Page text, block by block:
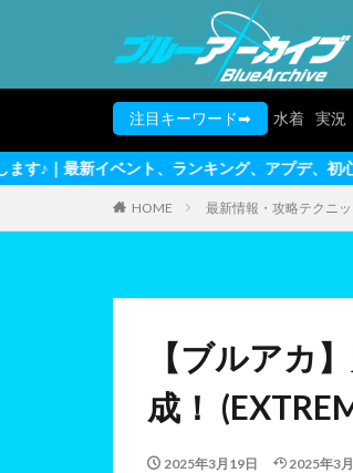
注目キーワード➡ 水着 実況
キング、アプデ、初心者～上級者向けテクニッ
HOME 最新情報・攻略テクニ
【ブルアカ
成！
2025年3月19日 2025年3